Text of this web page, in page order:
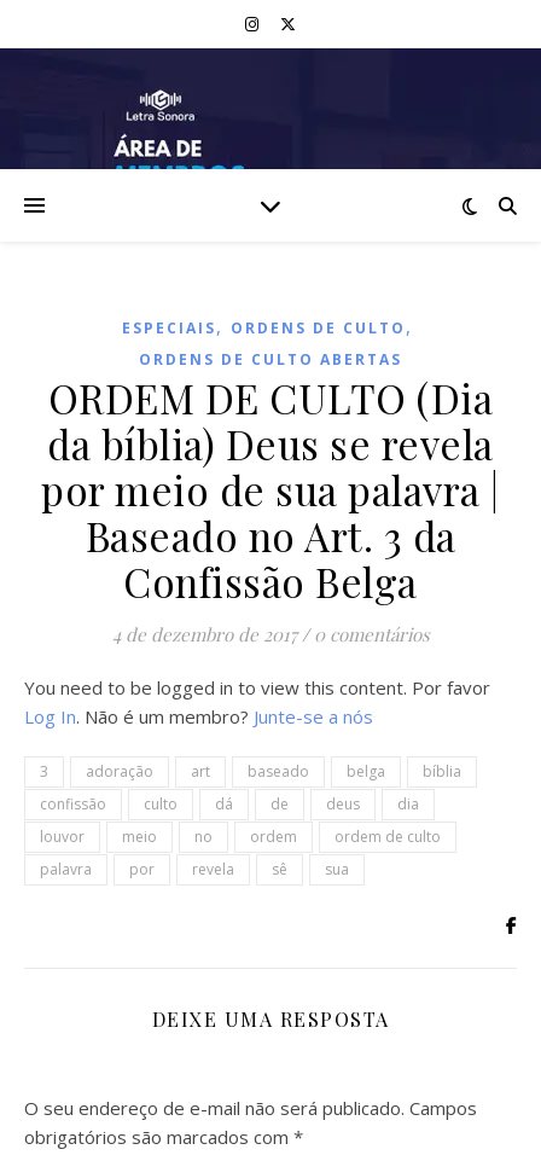
ESPECIAIS, ORDENS DE CULTO ,
ORDENS DE CULTO ABERTAS
ORDEM DE CULTO (Dia
da bíblia) Deus se revela
por meio de sua palavra |
Baseado no Art. 3 da
Confissão Belga
4 de dezembro de 2017 / 0 comentários
You need to be logged in to view this content. Por favor
Log In. Não é um membro? Junte-se a nós
3 adoração art baseado belga
bíblia
confissão
culto dá de deus
dia
louvor
meio no ordem
ordem de culto
palavra
por revela sê sua
DEIXE UMA RESPOSTA
O seu endereço de e-mail não será publicado. Campos
obrigatórios são marcados com *